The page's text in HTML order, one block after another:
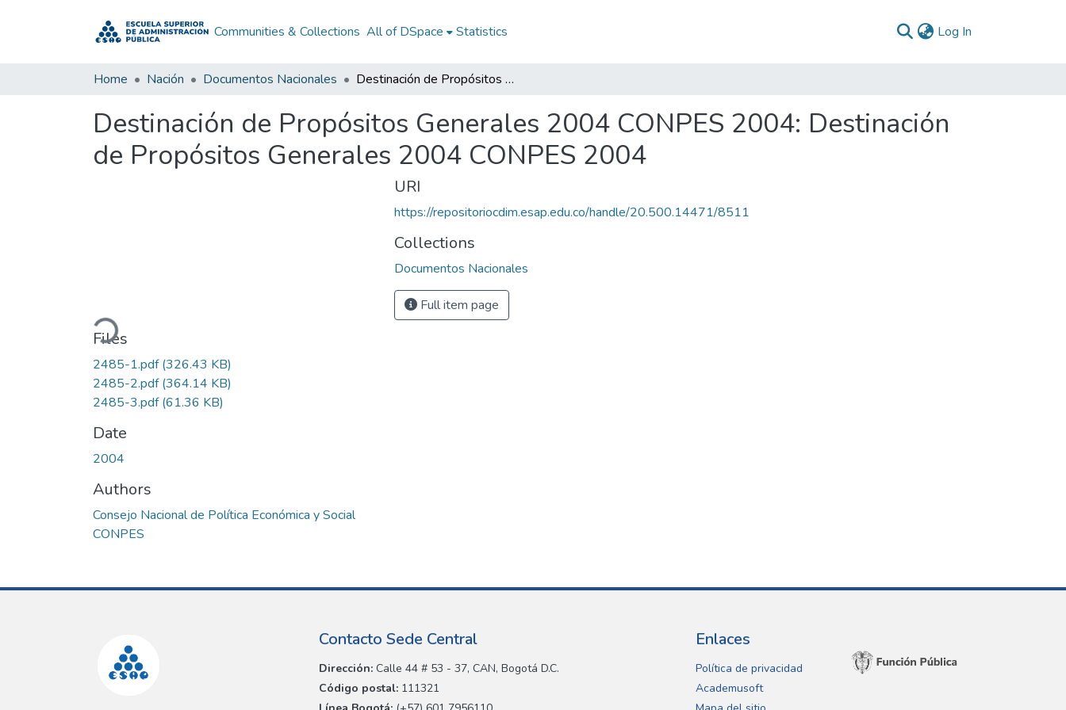
Communities & Collections All of DSpace Statistics Log In
Home Nación Documentos Nacionales Destinación de Propósitos Generales 2004 CONPES 2004: Destinación de Propósitos Generales 2004 CONPES 2004
Destinación de Propósitos Generales 2004 CONPES 2004: Destinación
de Propósitos Generales 2004 CONPES 2004
Loading...
Files
2485-1.pdf(326.43 KB)
2485-2.pdf(364.14 KB)
2485-3.pdf(61.36 KB)
Date
2004
Authors
Consejo Nacional de Política Económica y Social
CONPES
URI
https://repositoriocdim.esap.edu.co/handle/20.500.14471/8511
Collections
Documentos Nacionales
Full item page
Contacto Sede Central
Dirección: Calle 44 # 53 - 37, CAN, Bogotá D.C.
Código postal: 111321
Enlaces
Política de privacidad
Academusoft